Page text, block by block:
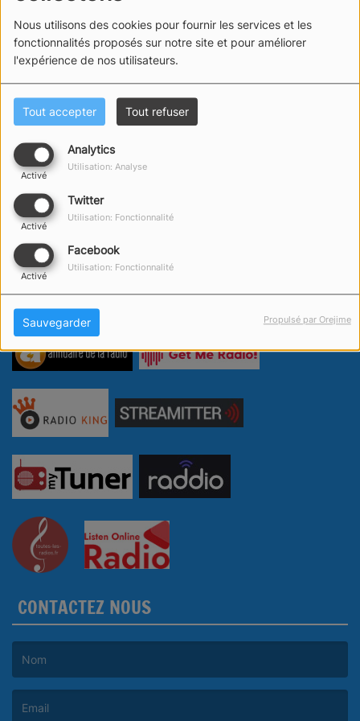
Nous utilisons des cookies pour fournir les services et les
fonctionnalités proposés sur notre site et pour améliorer
l'expérience de nos utilisateurs.
Tout accepter Tout refuser
Analytics
Activé
Utilisation: Analyse
Twitter
Activé
Utilisation: Fonctionnalité
Facebook
Activé
Utilisation: Fonctionnalité
Sauvegarder Propulsé par Orejime
Animateur(s) de l’émission
# THOMAS
GRIMAUX
Pacha
CONTACTEZ NOUS